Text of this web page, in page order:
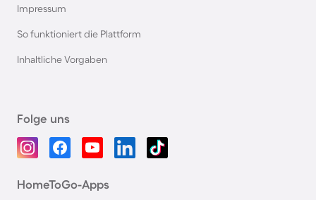
Impressum
So funktioniert die Plattform
Inhaltliche Vorgaben
Folge uns
HomeToGo-Apps